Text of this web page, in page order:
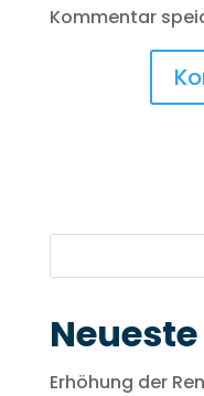
Kommentar
Erhöhung der